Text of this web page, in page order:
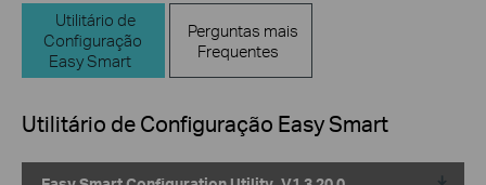
Utilitário de
Configuração
Easy Smart
Perguntas mais
Frequentes
Utilitário de Configuração Easy Smart